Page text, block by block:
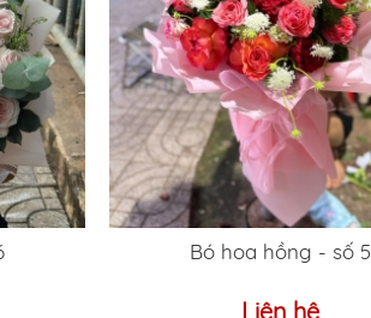
Bó hoa hồng - số 5
Liên hệ